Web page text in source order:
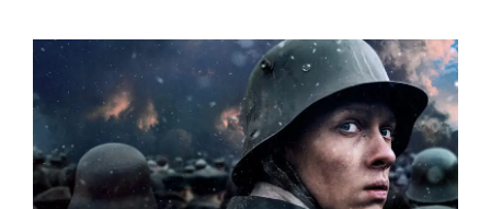
LAIMĖTOJAI
2023